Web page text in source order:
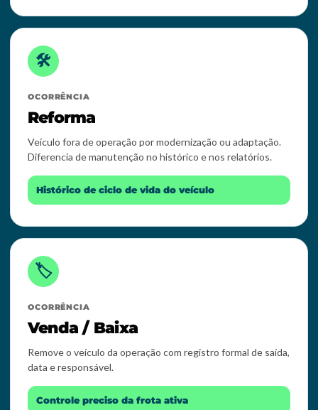
🛠️
OCORRÊNCIA
Reforma
Veículo fora de operação por modernização ou adaptação.
Diferencia de manutenção no histórico e nos relatórios.
Histórico de ciclo de vida do veículo
🏷️
OCORRÊNCIA
Venda / Baixa
Remove o veículo da operação com registro formal de saída,
data e responsável.
Controle preciso da frota ativa